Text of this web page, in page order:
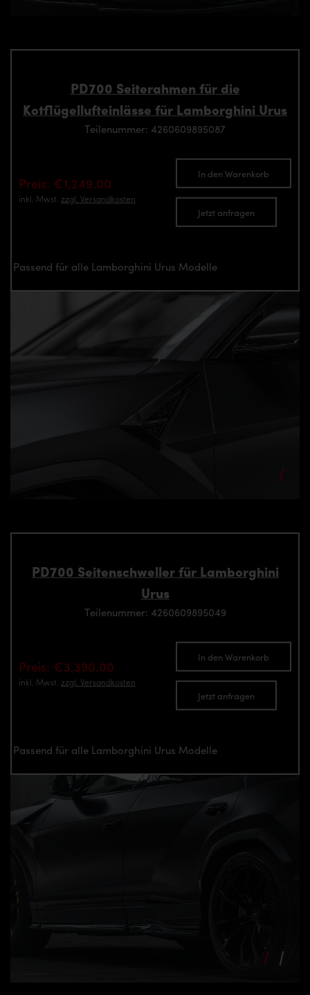
PD700 Seiterahmen für die
Kotflügellufteinlässe für Lamborghini Urus
Teilenummer: 4260609895087
Preis: €1,249.00
inkl. Mwst. zzgl. Versandkosten
In den Warenkorb
Jetzt anfragen
Passend für alle Lamborghini Urus Modelle
PD700 Seitenschweller für Lamborghini
Urus
Teilenummer: 4260609895049
Preis: €3,390.00
inkl. Mwst. zzgl. Versandkosten
In den Warenkorb
Jetzt anfragen
Passend für alle Lamborghini Urus Modelle